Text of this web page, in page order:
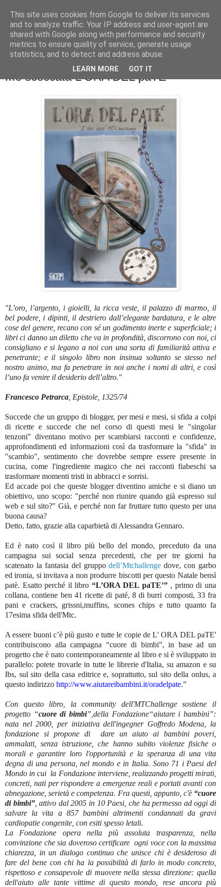
La cucina di QB
Se l'uomo è ciò che mangia il cuoco è ciò che cucina?
...è scoccata L'ORA DEL paTE'
"L’oro, l’argento, i gioielli, la ricca veste, il palazzo di marmo, il
bel podere, i dipinti, il destriero dall’elegante bardatura, e le altre
cose del genere, recano con sé un godimento inerte e superficiale; i
libri ci danno un diletto che va in profondità, discorrono con noi, ci
consigliano e si legano a noi con una sorta di familiarità attiva e
penetrante; e il singolo libro non insinua soltanto se stesso nel
nostro animo, ma fa penetrare in noi anche i nomi di altri, e così
l’uno fa venire il desiderio dell’altro."
Francesco Petrarca , Epistole, 1325/74
Succede che un gruppo di blogger, per mesi e mesi, si sfida a colpi
di ricette e succede che nel corso di questi mesi le "singolar
tenzoni" diventano motivo per scambiarsi racconti e confidenze,
approfondimenti ed informazioni così da trasformare la "sfida" in
"scambio", sentimento che dovrebbe sempre essere presente in
cucina, come l'ingrediente magico che nei racconti fiabeschi sa
trasformare momenti tristi in abbracci e sorrisi.
Ed accade poi che queste blogger diventino amiche e si diano un
obiettivo, uno scopo: "perché non riunire quando già espresso sul
web e sul sito?" Già, e perché non far fruttare tutto questo per una
buona causa?
Detto, fatto, grazie alla caparbietà di Alessandra Gennaro.
Ed è nato così il libro più bello del mondo, preceduto da una
campagna sui social senza precedenti, che per tre giorni ha
scatenato la fantasia del gruppodell’Mtchallenge dove, con garbo
ed ironia, si invitava a non produrre biscotti per questo Natale bensì
patè. Esatto perché il libro “L’ORA DEL paTE’”, primo di una
collana, contiene ben 41 ricette di paté, 8 di burri composti, 33 fra
pani e crackers, grissni,muffins, scones chips e tutto quanto fa
17esima sfida dell'Mtc.
A essere buoni c’è più gusto e tutte le copie de L' ORA DEL paTE'
contribuiscono alla campagna “cuore di bimbi”, in base ad un
progetto che è nato contemporaneamente al libro e si è sviluppato in
parallelo: potete trovarle in tutte le librerie d'Italia, su amazon e su
Ibs, sul sito della casa editrice e, soprattutto, sul sito della onlus, a
questo indirizzo http://www.aiutareibambini.it/oradelpate.”
Con questo libro, la community dell'MTChallenge sostiene il
progetto “cuore di bimbi”,della Fondazione“aiutare i bambini”:
nata nel 2000, per iniziativa dell'ingegner Goffredo Modena, la
fondazione si propone di dare un aiuto ai bambini poveri,
ammalati, senza istruzione, che hanno subito violenze fisiche o
morali e garantire loro l'opportunità e la speranza di una vita
degna di una persona, nel mondo e in Italia. Sono 71 i Paesi del
Mondo in cui la Fondazione interviene, realizzando progetti mirati,
concreti, nati per rispondere a emergenze reali e portati avanti con
abnegazione, serietà e competenza. Fra questi, appunto, c'è“cuore
di bimbi”, attivo dal 2005 in 10 Paesi, che ha permesso ad oggi di
salvare la vita a 857 bambini altrimenti condannati da gravi
cardiopatie congenite, con esiti spesso letali.
La Fondazione opera nella più assoluta trasparenza, nella
convinzione che sia doveroso certificare ogni voce con la massima
chiarezza, in un dialogo continuo che unisce chi è desideroso di
fare del bene con chi ha la possibilità di farlo in modo concreto,
rispettoso e consapevole di muovere nella stessa direzione: quella
dell'aiuto alle tante vittime di questo mondo, rese ancora più
This site uses cookies from Google to deliver its services
and to analyze traffic. Your IP address and user-agent are
shared with Google along with performance and security
metrics to ensure quality of service, generate usage
statistics, and to detect and address abuse.
LEARN MORE GOT IT